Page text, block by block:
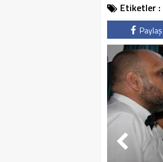
Etiketler :
Paylaş